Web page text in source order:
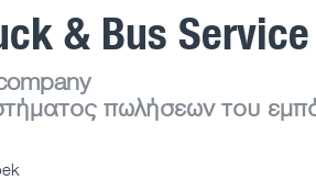
& Bus
πωλήσεων του